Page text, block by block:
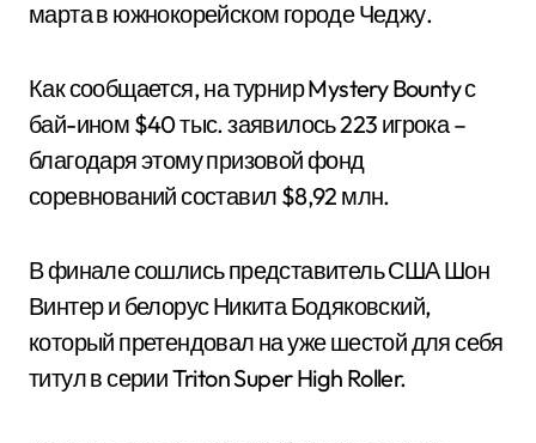
марта в южнокорейском городе Чеджу.
Как сообщается, на турнир Mystery Bounty с
бай-ином $40 тыс. заявилось 223 игрока –
благодаря этому призовой фонд
соревнований составил $8,92 млн.
В финале сошлись представитель США Шон
Винтер и белорус Никита Бодяковский,
который претендовал на уже шестой для себя
титул в серии Triton Super High Roller.